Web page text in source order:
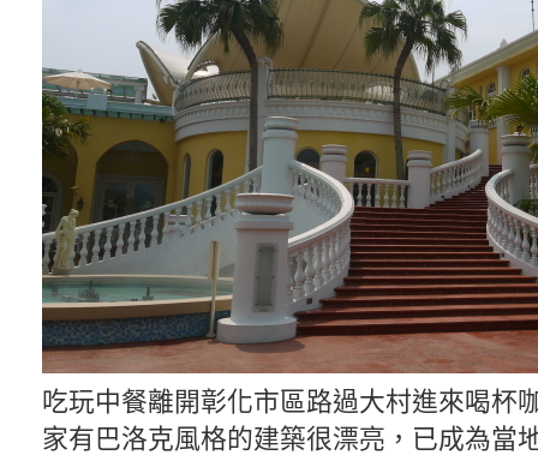
吃玩中餐離開彰化市區路過大村進來喝杯
家有巴洛克風格的建築很漂亮，已成為當